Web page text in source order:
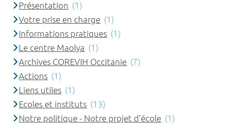
Présentation (1)
Votre prise en charge (1)
Informations pratiques (1)
Le centre Maolya (1)
Archives COREVIH Occitanie (7)
Actions (1)
Liens utiles (1)
Ecoles et instituts (13)
Notre politique - Notre projet d'école (1)